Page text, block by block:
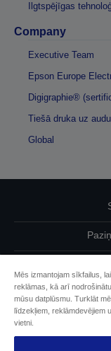
Ilgtspējīgas
Company
Executive Team
Epson Europe
Digigraphie®
Tiešā druka uz
Global
Mēs izmantojam sīkfailus,
reklāmas, kā arī
mūsu datplūsmu. Turklāt
līdzekļiem, reklāmdevējiem
vietni.